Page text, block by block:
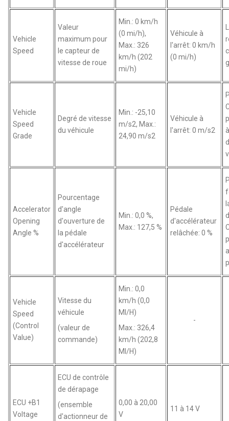
Vehicle
Speed
Valeur
maximum pour
le capteur de
vitesse de roue
Min.: 0 km/h
(0 mi/h),
Max.: 326
km/h (202
mi/h)
Véhicule à
l'arrêt: 0 km/h
(0 mi/h)
Vehicle
Speed
Grade
Degré de vitesse
du véhicule
Min.: -25,10
m/s2, Max.:
24,90 m/s2
Véhicule à
l'arrêt: 0 m/s2
Accelerator
Opening
Angle %
Pourcentage
d'angle
d'ouverture de
la pédale
d'accélérateur
Min.: 0,0 %,
Max.: 127,5 %
Pédale
d'accélérateur
relâchée: 0 %
Vehicle
Speed
(Control
Value)
Vitesse du
véhicule
(valeur de
commande)
Min.: 0,0
km/h (0,0
MI/H)
Max.: 326,4
km/h (202,8
MI/H)
-
ECU +B1
Voltage
ECU de contrôle
de dérapage
(ensemble
d'actionneur de
0,00 à 20,00
V
11 à 14 V